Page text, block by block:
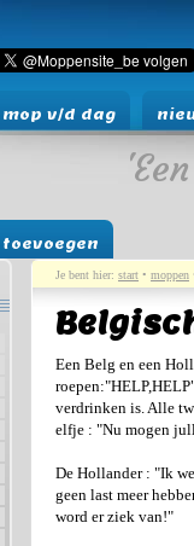
mop v/d dag
toevoegen
Je bent hier: start • moppen
Een Belg en een
verdrinken is. Alle
elfje : "Nu mogen
De Hollander : "Ik
geen last meer
word er ziek van!"